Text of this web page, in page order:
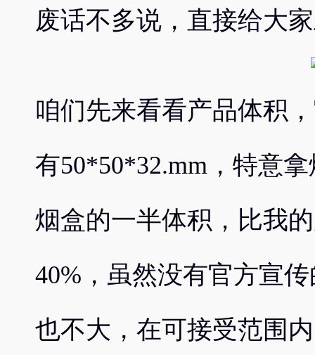
废话不多说，直接给大
咱们先来看看产品体积
有50*50*32.mm，特意
烟盒的一半体积，比我
40%，虽然没有官方宣
也不大，在可接受范围